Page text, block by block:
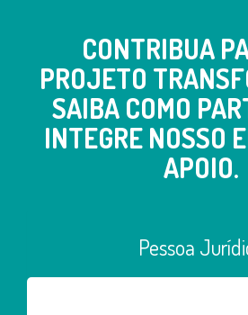
CONTRIBUA
PROJETO
SAIBA COMO
INTEGRE NOSSO
APOIO.
Pessoa